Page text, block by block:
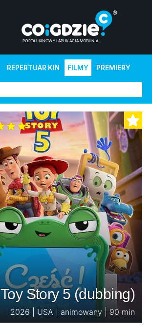
REPERTUAR KIN FILMY PREMIERY
Toy Story 5 (dubbing)
2026 | USA | animowany | 90 min